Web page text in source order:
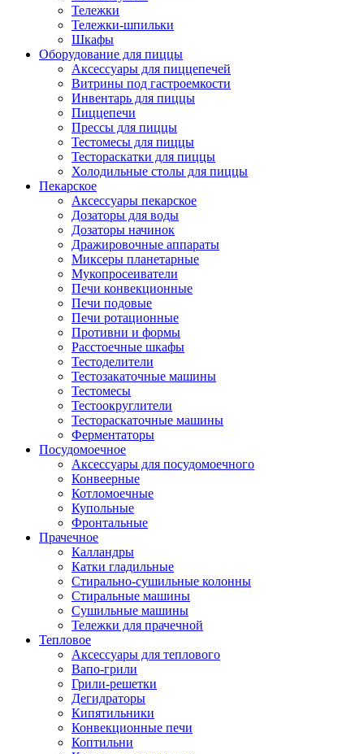
Тележки
Тележки-шпильки
Шкафы
Оборудование для пиццы
Аксессуары для пиццепечей
Витрины под гастроемкости
Инвентарь для пиццы
Пиццепечи
Прессы для пиццы
Тестомесы для пиццы
Тестораскатки для пиццы
Холодильные столы для пиццы
Пекарское
Аксессуары пекарское
Дозаторы для воды
Дозаторы начинок
Дражировочные аппараты
Миксеры планетарные
Мукопросеиватели
Печи конвекционные
Печи подовые
Печи ротационные
Противни и формы
Расстоечные шкафы
Тестоделители
Тестозакаточные машины
Тестомесы
Тестоокруглители
Тестораскаточные машины
Ферментаторы
Посудомоечное
Аксессуары для посудомоечного
Конвеерные
Котломоечные
Купольные
Фронтальные
Прачечное
Калландры
Катки гладильные
Стирально-сушильные колонны
Стиральные машины
Сушильные машины
Тележки для прачечной
Тепловое
Аксессуары для теплового
Вапо-грили
Грили-решетки
Дегидраторы
Кипятильники
Конвекционные печи
Коптильни